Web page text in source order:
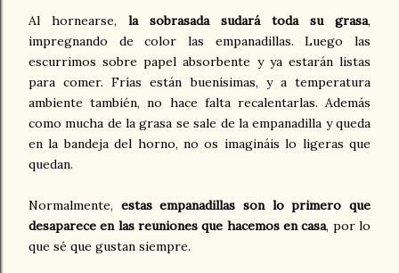
Al hornearse, la sobrasada sudará toda su grasa,
impregnando de color las empanadillas. Luego las
escurrimos sobre papel absorbente y ya estarán listas
para comer. Frías están buenísimas, y a temperatura
ambiente también, no hace falta recalentarlas. Además
como mucha de la grasa se sale de la empanadilla y queda
en la bandeja del horno, no os imagináis lo ligeras que
quedan.
Normalmente, estas empanadillas son lo primero que
desaparece en las reuniones que hacemos en casa, por lo
que sé que gustan siempre.